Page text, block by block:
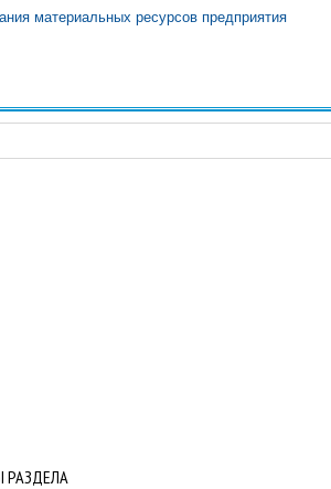
материальных ресурсов предприятия
РАЗДЕЛА